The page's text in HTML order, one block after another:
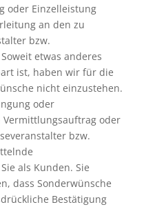
oder Einzelleistung
an den zu
bzw.
etwas anderes
ist, haben wir für die
nicht einzustehen.
oder
oder
bzw.
als Kunden. Sie
dass Sonderwünsche
Bestätigung